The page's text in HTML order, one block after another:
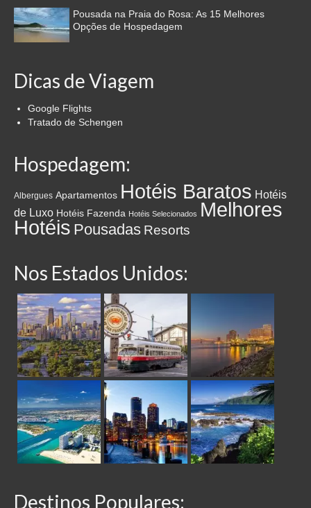
Pousada na Praia do Rosa: As 15 Melhores
Opções de Hospedagem
Dicas de Viagem
Google Flights
Tratado de Schengen
Hospedagem:
Albergues Apartamentos Hotéis Baratos Hotéis
de Luxo Hotéis Fazenda Hotéis Selecionados Melhores
Hotéis Pousadas Resorts
Nos Estados Unidos:
Destinos Populares: